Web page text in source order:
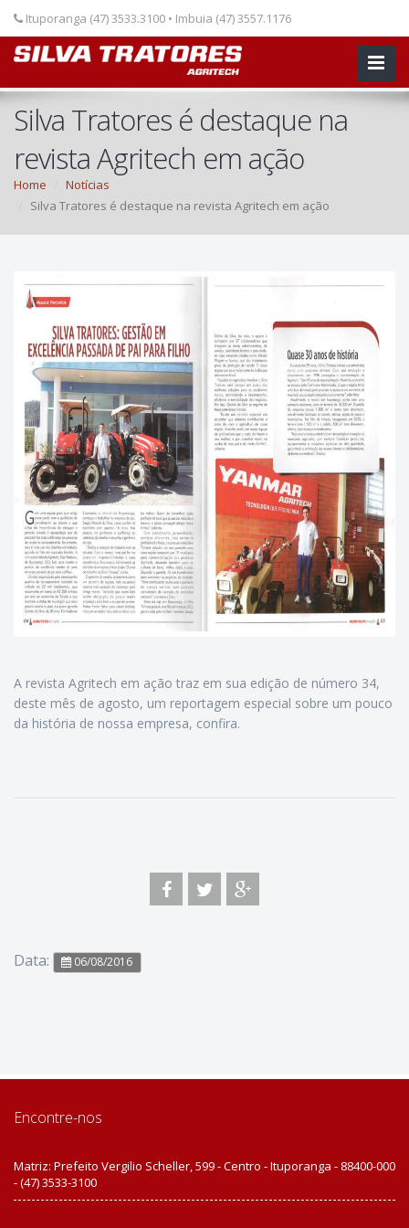
Ituporanga (47) 3533.3100 • Imbuia (47) 3557.1176
Silva Tratores é destaque na
revista Agritech em ação
Home
Notícias
Silva Tratores é destaque na revista Agritech em ação
A revista Agritech em ação traz em sua edição de número 34,
deste mês de agosto, um reportagem especial sobre um pouco
da história de nossa empresa, confira.
Data: 06/08/2016
Encontre-nos
Matriz: Prefeito Vergilio Scheller, 599 - Centro - Ituporanga - 88400-000
- (47) 3533-3100